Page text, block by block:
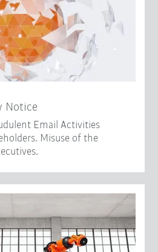
Notice
Email Activities
Misuse of the